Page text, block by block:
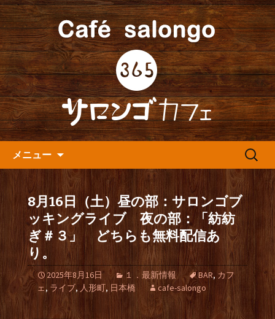
人形町の『365(サロンゴ)カフ
ェ』よりお知らせ
人形町の音楽カフェ『365カフェ』より
最新情報をお届けします。
メニュー
検
8月16日（土）昼の部：サロンゴブ
ッキングライブ 夜の部：「紡紡
ぎ＃３」 どちらも無料配信あ
り。
2025年8月16日 １．最新情報 BAR, カフ
ェ, ライブ, 人形町, 日本橋 cafe-salongo